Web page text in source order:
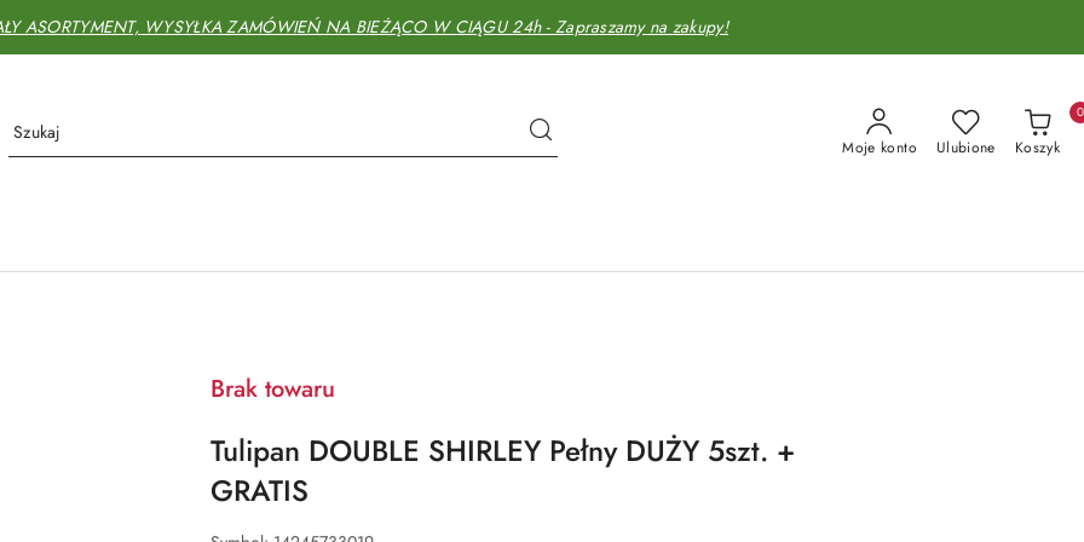
ASORTYMENT, WYSYŁKA ZAMÓWIEŃ NA BIEŻĄCO W CIĄGU 24h - Zapraszamy na zakupy!
Moje konto Ulubione Koszyk
0
Brak towaru
Tulipan DOUBLE SHIRLEY Pełny DUŻY 5szt. +
GRATIS